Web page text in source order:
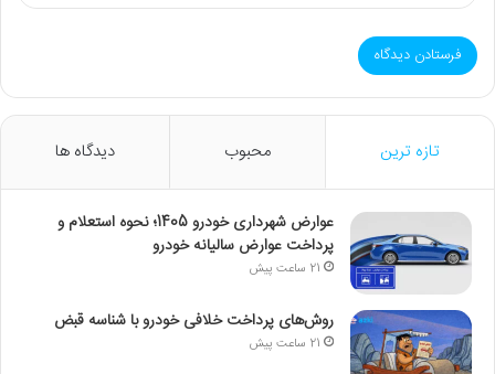
تازه ترین محبوب دیدگاه ها
عوارض شهرداری خودرو 1405؛ نحوه استعلام و
پرداخت عوارض سالیانه خودرو
21 ساعت پیش
روش‌های پرداخت خلافی خودرو با شناسه قبض
21 ساعت پیش